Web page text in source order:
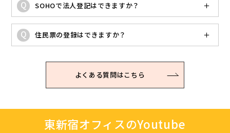
SOHOで法人登記はできますか？
住民票の登録はできますか？
よくある質問はこちら
東新宿オフィスのYoutube